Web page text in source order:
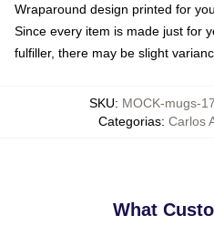
Wraparound design printed for
Since every item is made just for
fulfiller, there may be slight
SKU: MOCK-mugs-
Categorias: Carlos
What